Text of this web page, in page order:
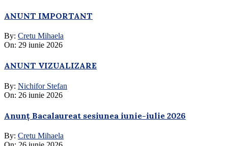
ANUNT IMPORTANT
By: Cretu Mihaela
On: 29 iunie 2026
ANUNT VIZUALIZARE
By: Nichifor Stefan
On: 26 iunie 2026
Anunț Bacalaureat sesiunea iunie-iulie 2026
By: Cretu Mihaela